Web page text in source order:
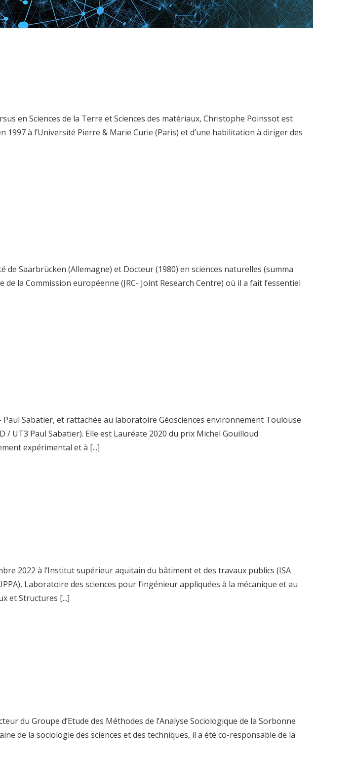
en Sciences de la Terre et Sciences des matériaux, Christophe Poinssot est
à l’Université Pierre & Marie Curie (Paris) et d’une habilitation à diriger des
Saarbrücken (Allemagne) et Docteur (1980) en sciences naturelles (summa
la Commission européenne (JRC- Joint Research Centre) où il a fait l’essentiel
Sabatier, et rattachée au laboratoire Géosciences environnement Toulouse
/ UT3 Paul Sabatier). Elle est Lauréate 2020 du prix Michel Gouilloud
expérimental et à [...]
2022 à l’Institut supérieur aquitain du bâtiment et des travaux publics (ISA
Laboratoire des sciences pour l’ingénieur appliquées à la mécanique et au
et Structures [...]
du Groupe d’Etude des Méthodes de l’Analyse Sociologique de la Sorbonne
de la sociologie des sciences et des techniques, il a été co-responsable de la